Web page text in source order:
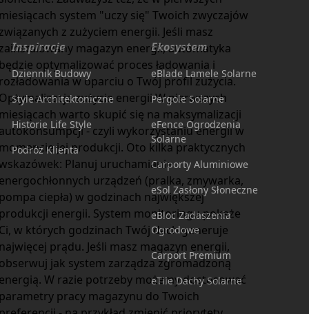
miesiącach system "uczy się" Twoich zwyczajów
związanych z zużyciem energii. Jeśli masz
zainstalowany magazyn energii, automatyka
będzie optymalizować proces ładowania i
rozładowania w oparciu o Twój profil zużycia.
Optymalizacja zużycia energii W pierwszych
miesiącach warto skupić się na maksymalizacji
autokonsumpcji - czyli wykorzystaniu energii w
momencie jej produkcji. Oto kilka praktycznych
Planuj uruchamianie
energochłonnych urządzeń (pralka, zmywarka,
pompa ciepła) w godzinach największej
produkcji energii. System monitoringu pokaże
Ci, w których godzinach Twój dach generuje
najwięcej prądu. Jeśli masz magazyn energii,
obserwuj jak system zarządza zgromadzoną
energią. W razie potrzeby możemy dostosować
parametry pracy magazynu do Twoich
Inspiracje
Dziennik Budowy
Style Architektoniczne
Historie Life Style
Podróż Klienta
Ekosystem
eBlade Lamele Solarne
Pergole Solarne
eFence Ogrodzenia
Solarne
Carporty Aluminiowe
eSol Zasłony Słoneczne
eBloc Zadaszenia
Ogrodowe
Carport Premium
eTile Dachy Solarne